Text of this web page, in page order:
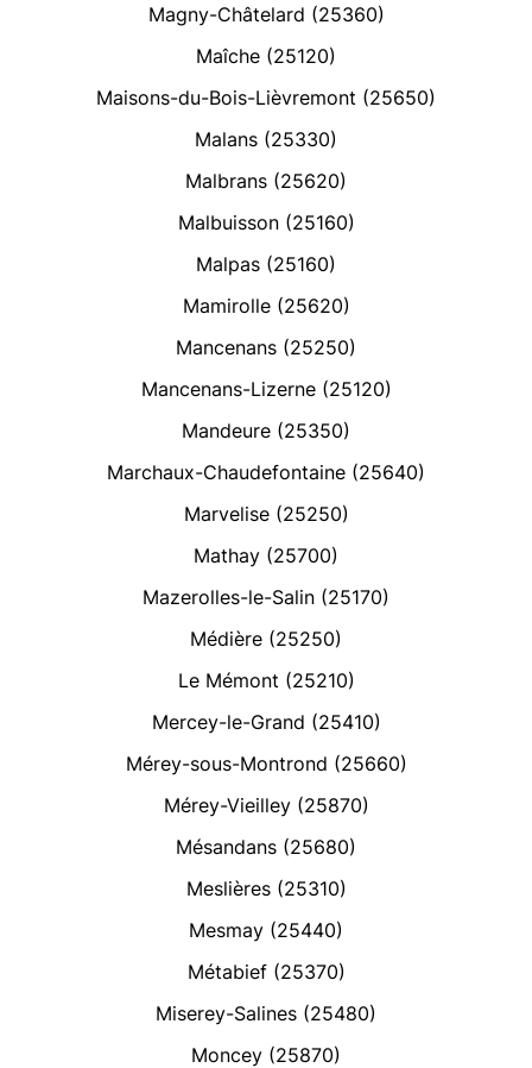
Magny-Châtelard (25360)
Maîche (25120)
Maisons-du-Bois-Lièvremont (25650)
Malans (25330)
Malbrans (25620)
Malbuisson (25160)
Malpas (25160)
Mamirolle (25620)
Mancenans (25250)
Mancenans-Lizerne (25120)
Mandeure (25350)
Marchaux-Chaudefontaine (25640)
Marvelise (25250)
Mathay (25700)
Mazerolles-le-Salin (25170)
Médière (25250)
Le Mémont (25210)
Mercey-le-Grand (25410)
Mérey-sous-Montrond (25660)
Mérey-Vieilley (25870)
Mésandans (25680)
Meslières (25310)
Mesmay (25440)
Métabief (25370)
Miserey-Salines (25480)
Moncey (25870)